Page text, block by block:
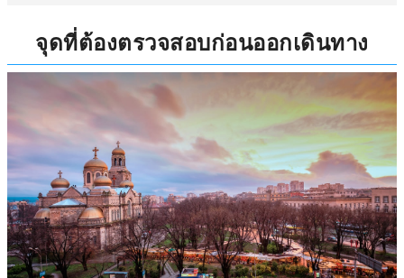
จุดที่ต้องตรวจสอบก่อนออกเดินทาง